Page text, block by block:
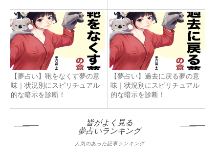
【夢占い】鞄をなくす夢の意
味｜状況別にスピリチュアル
的な暗示を診断！
【夢占い】過去に戻る夢の意
味｜状況別にスピリチュアル
的な暗示を診断！
皆がよく見る
夢占いランキング
人気のあった記事ランキング